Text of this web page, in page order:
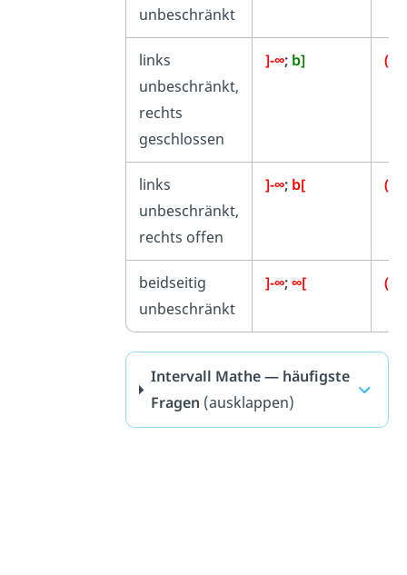
unbeschränkt
links
unbeschränkt,
rechts
geschlossen
]-∞; b] (-∞
links
unbeschränkt,
rechts offen
]-∞; b[ (-∞
beidseitig
unbeschränkt
]-∞;∞[ (-∞
Intervall Mathe — häufigste
Fragen (ausklappen)